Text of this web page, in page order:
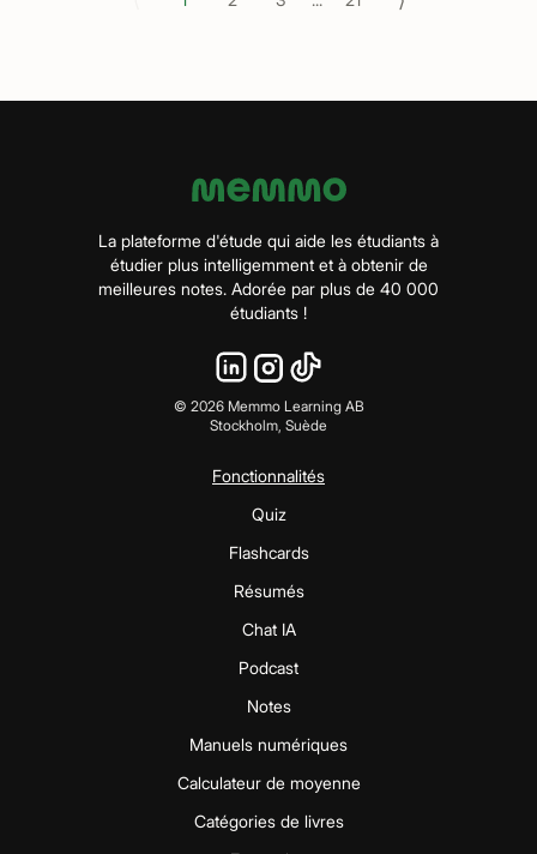
La plateforme d'étude qui aide les étudiants à
étudier plus intelligemment et à obtenir de
meilleures notes. Adorée par plus de 40 000
étudiants !
© 2026Memmo Learning AB
Stockholm, Suède
Fonctionnalités
Quiz
Flashcards
Résumés
Chat IA
Podcast
Notes
Manuels numériques
Calculateur de moyenne
Catégories de livres